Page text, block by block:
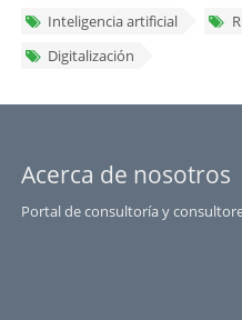
Inteligencia artificial
Digitalización
Acerca de nosotros
Portal de consultoría y